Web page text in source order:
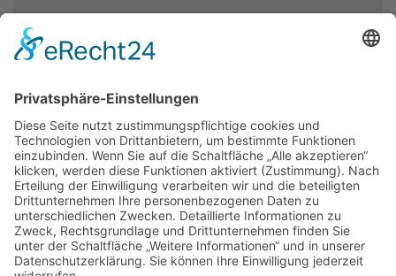
TAGUNGSGEBÜHREN
weitere Informationen
Newsletter
Presse
Anfahrt
Partner